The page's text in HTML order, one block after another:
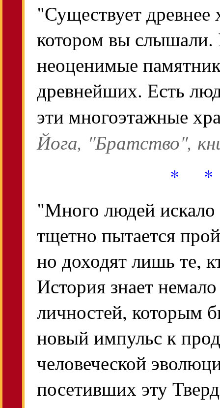
"Существует
котором вы слышали.
неоценимые
древнейших. Есть
эти многоэтажные
Йога, "Братство",
*
"Много людей
тщетно пытается
но доходят лишь те,
История знает
личностей, которым
новый импульс к
человеческой
посетивших эту